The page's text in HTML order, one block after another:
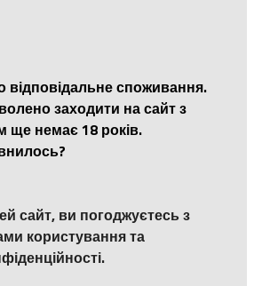
споживання.
заходити на сайт з
ще немає 18 років.
сайт, ви погоджуєтесь з
користування та